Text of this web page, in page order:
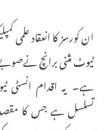
ان کورسز کا انعقاد
ٹیوٹ مثنی برانچ
ہے۔ یہ اقدام
تسلسل ہے جس کا مقصد